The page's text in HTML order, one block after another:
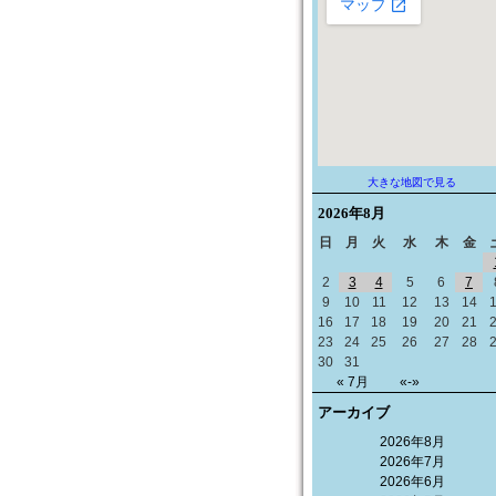
大きな地図で見る
2026年8月
日 月 火 水 木 金
« 7月 «-»
2
3 4 5 6 7
9
10 11 12 13 14
16
17 18 19 20 21
23
24 25 26 27 28
30
31
アーカイブ
2026年8月
2026年7月
2026年6月